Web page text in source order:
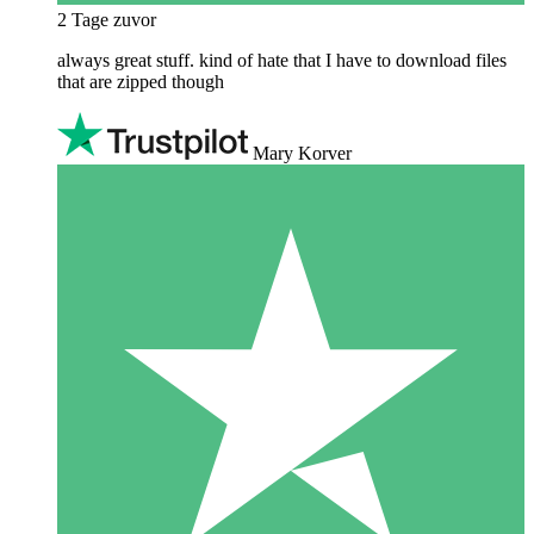
2 Tage zuvor
always great stuff. kind of hate that I have to download files
that are zipped though
Mary Korver